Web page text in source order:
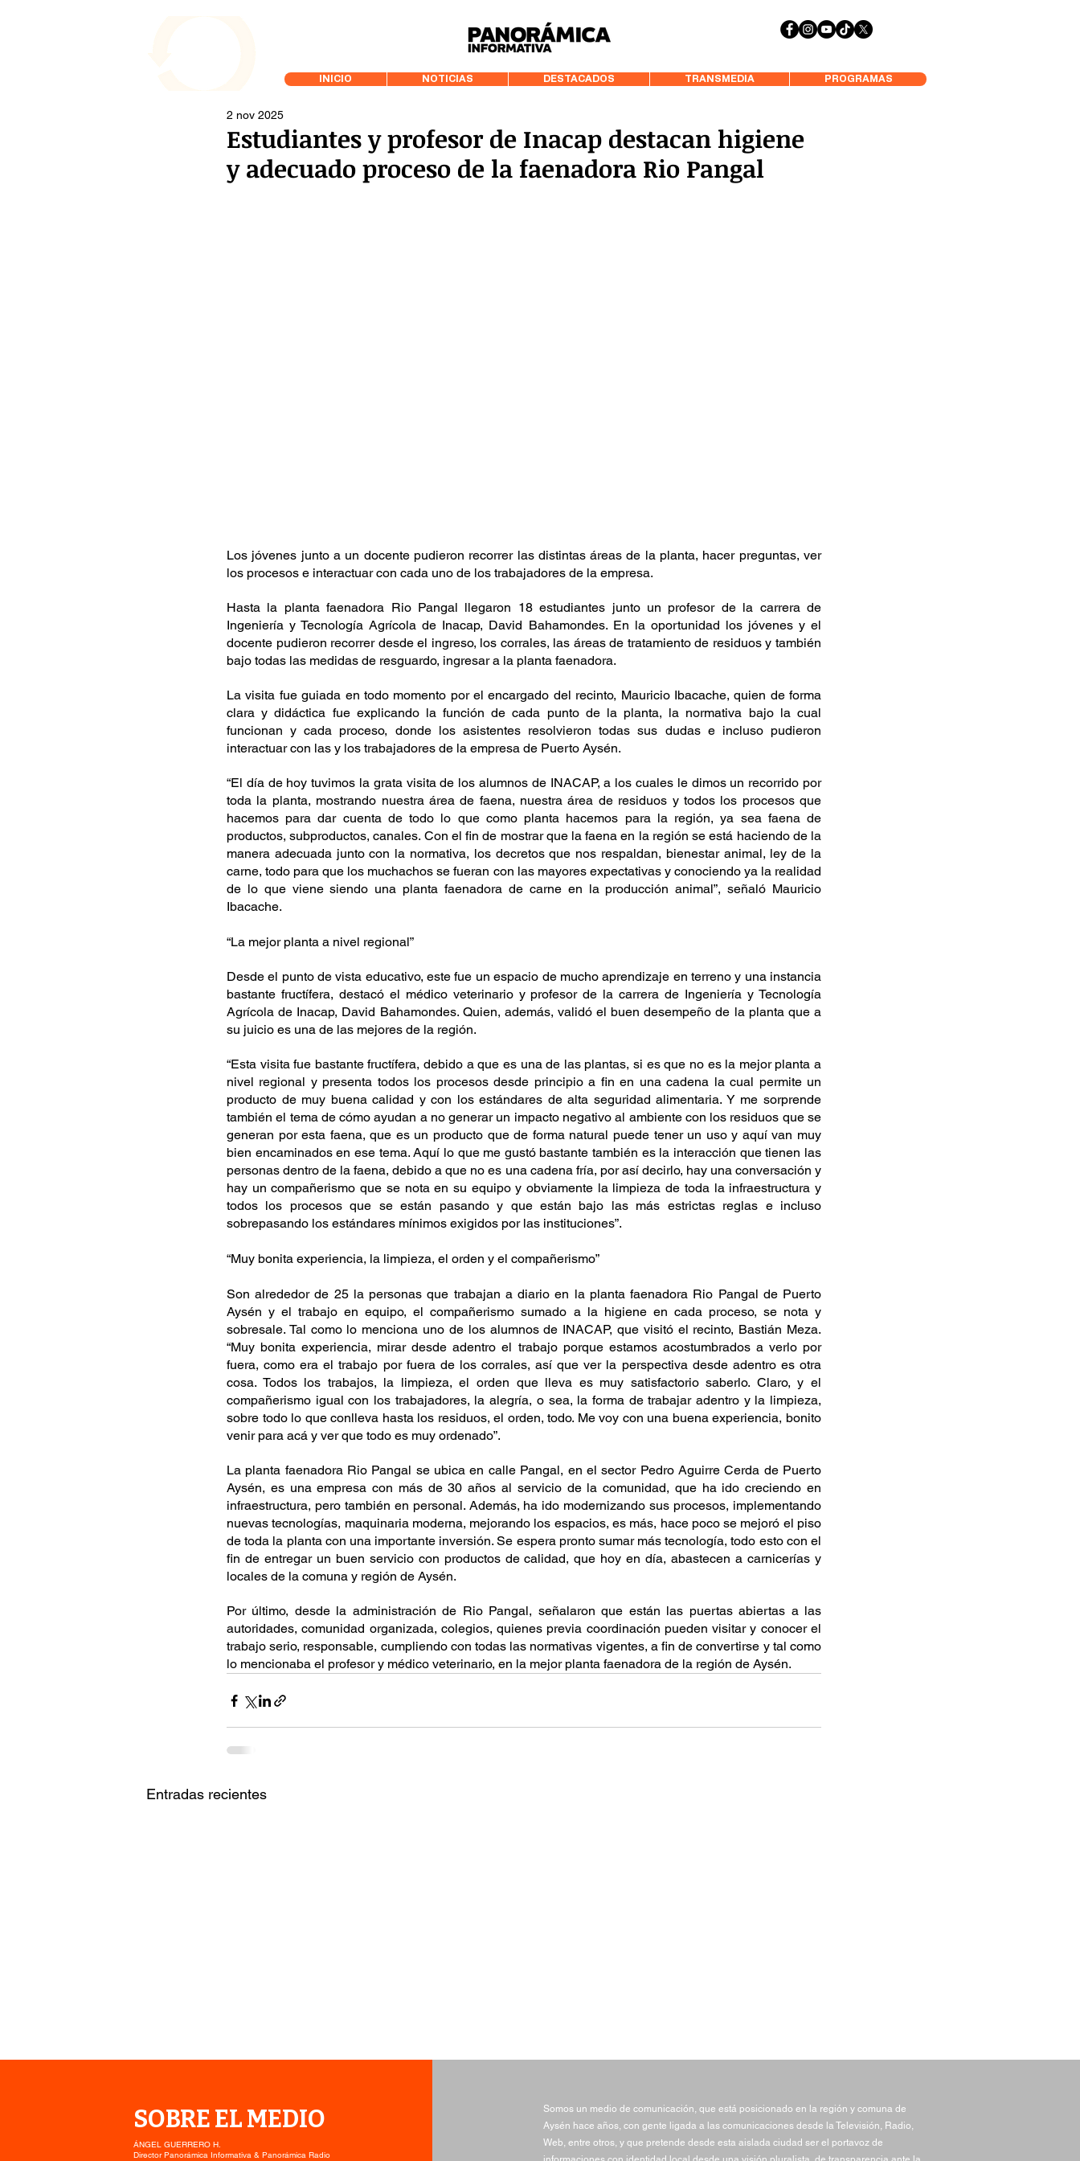
INICIO NOTICIAS DESTACADOS TRANSMEDIA PROGRAMAS
Estudiantes y profesor de Inacap destacan higiene
y adecuado proceso de la faenadora Rio Pangal
2 nov 2025
Los jóvenes junto a un docente pudieron recorrer las distintas áreas de la planta, hacer preguntas, ver
los procesos e interactuar con cada uno de los trabajadores de la empresa.
Hasta la planta faenadora Rio Pangal llegaron 18 estudiantes junto un profesor de la carrera de
Ingeniería y Tecnología Agrícola de Inacap, David Bahamondes. En la oportunidad los jóvenes y el
docente pudieron recorrer desde el ingreso, los corrales, las áreas de tratamiento de residuos y también
bajo todas las medidas de resguardo, ingresar a la planta faenadora.
La visita fue guiada en todo momento por el encargado del recinto, Mauricio Ibacache, quien de forma
clara y didáctica fue explicando la función de cada punto de la planta, la normativa bajo la cual
funcionan y cada proceso, donde los asistentes resolvieron todas sus dudas e incluso pudieron
interactuar con las y los trabajadores de la empresa de Puerto Aysén.
“El día de hoy tuvimos la grata visita de los alumnos de INACAP, a los cuales le dimos un recorrido por
toda la planta, mostrando nuestra área de faena, nuestra área de residuos y todos los procesos que
hacemos para dar cuenta de todo lo que como planta hacemos para la región, ya sea faena de
productos, subproductos, canales. Con el fin de mostrar que la faena en la región se está haciendo de la
manera adecuada junto con la normativa, los decretos que nos respaldan, bienestar animal, ley de la
carne, todo para que los muchachos se fueran con las mayores expectativas y conociendo ya la realidad
de lo que viene siendo una planta faenadora de carne en la producción animal”, señaló Mauricio
Ibacache.
“La mejor planta a nivel regional”
Desde el punto de vista educativo, este fue un espacio de mucho aprendizaje en terreno y una instancia
bastante fructífera, destacó el médico veterinario y profesor de la carrera de Ingeniería y Tecnología
Agrícola de Inacap, David Bahamondes. Quien, además, validó el buen desempeño de la planta que a
su juicio es una de las mejores de la región.
“Esta visita fue bastante fructífera, debido a que es una de las plantas, si es que no es la mejor planta a
nivel regional y presenta todos los procesos desde principio a fin en una cadena la cual permite un
producto de muy buena calidad y con los estándares de alta seguridad alimentaria. Y me sorprende
también el tema de cómo ayudan a no generar un impacto negativo al ambiente con los residuos que se
generan por esta faena, que es un producto que de forma natural puede tener un uso y aquí van muy
bien encaminados en ese tema. Aquí lo que me gustó bastante también es la interacción que tienen las
personas dentro de la faena, debido a que no es una cadena fría, por así decirlo, hay una conversación y
hay un compañerismo que se nota en su equipo y obviamente la limpieza de toda la infraestructura y
todos los procesos que se están pasando y que están bajo las más estrictas reglas e incluso
sobrepasando los estándares mínimos exigidos por las instituciones”.
“Muy bonita experiencia, la limpieza, el orden y el compañerismo”
Son alrededor de 25 la personas que trabajan a diario en la planta faenadora Rio Pangal de Puerto
Aysén y el trabajo en equipo, el compañerismo sumado a la higiene en cada proceso, se nota y
sobresale. Tal como lo menciona uno de los alumnos de INACAP, que visitó el recinto, Bastián Meza.
“Muy bonita experiencia, mirar desde adentro el trabajo porque estamos acostumbrados a verlo por
fuera, como era el trabajo por fuera de los corrales, así que ver la perspectiva desde adentro es otra
cosa. Todos los trabajos, la limpieza, el orden que lleva es muy satisfactorio saberlo. Claro, y el
compañerismo igual con los trabajadores, la alegría, o sea, la forma de trabajar adentro y la limpieza,
sobre todo lo que conlleva hasta los residuos, el orden, todo. Me voy con una buena experiencia, bonito
venir para acá y ver que todo es muy ordenado”.
La planta faenadora Rio Pangal se ubica en calle Pangal, en el sector Pedro Aguirre Cerda de Puerto
Aysén, es una empresa con más de 30 años al servicio de la comunidad, que ha ido creciendo en
infraestructura, pero también en personal. Además, ha ido modernizando sus procesos, implementando
nuevas tecnologías, maquinaria moderna, mejorando los espacios, es más, hace poco se mejoró el piso
de toda la planta con una importante inversión. Se espera pronto sumar más tecnología, todo esto con el
fin de entregar un buen servicio con productos de calidad, que hoy en día, abastecen a carnicerías y
locales de la comuna y región de Aysén.
Por último, desde la administración de Rio Pangal, señalaron que están las puertas abiertas a las
autoridades, comunidad organizada, colegios, quienes previa coordinación pueden visitar y conocer el
trabajo serio, responsable, cumpliendo con todas las normativas vigentes, a fin de convertirse y tal como
lo mencionaba el profesor y médico veterinario, en la mejor planta faenadora de la región de Aysén.
Entradas recientes
SOBRE EL MEDIO
ÁNGEL GUERRERO H.
Director Panorámica Informativa & Panorámica Radio
Somos un medio de comunicación, que está posicionado en la región y comuna de
Aysén hace años, con gente ligada a las comunicaciones desde la Televisión, Radio,
Web, entre otros, y que pretende desde esta aislada ciudad ser el portavoz de